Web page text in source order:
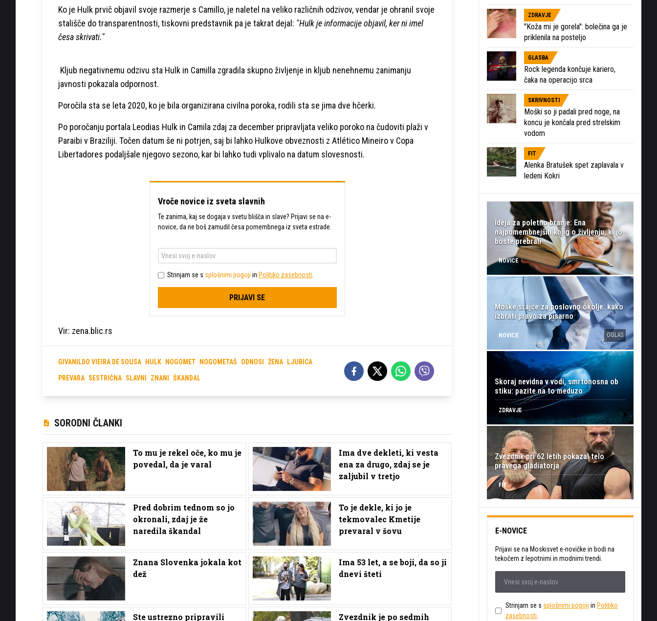
Ko je Hulk prvič objavil svoje razmerje s Camillo, je naletel na veliko različnih odzivov, vendar je ohranil svoje
stališče do transparentnosti, tiskovni predstavnik pa je takrat dejal: "Hulk je informacije objavil, ker ni imel
česa skrivati."
Kljub negativnemu odzivu sta Hulk in Camilla zgradila skupno življenje in kljub nenehnemu zanimanju
javnosti pokazala odpornost.
Poročila sta se leta 2020, ko je bila organizirana civilna poroka, rodili sta se jima dve hčerki.
Po poročanju portala Leodias Hulk in Camila zdaj za december pripravljata veliko poroko na čudoviti plaži v
Paraibi v Braziliji. Točen datum še ni potrjen, saj bi lahko Hulkove obveznosti z Atlético Mineiro v Copa
Libertadores podaljšale njegovo sezono, kar bi lahko tudi vplivalo na datum slovesnosti.
Vroče novice iz sveta slavnih
Te zanima, kaj se dogaja v svetu blišča in slave? Prijavi se na e-
novice, da ne boš zamudil česa pomembnega iz sveta estrade.
Strinjam se s splošnimi pogoji in Politiko zasebnosti
PRIJAVI SE
Vir: zena.blic.rs
GIVANILDO VIEIRA DE SOUSA HULK NOGOMET NOGOMETAŠ ODNOSI ŽENA LJUBICA
PREVARA SESTRIČNA SLAVNI ZNANI ŠKANDAL
SORODNI ČLANKI
To mu je rekel oče, ko mu je
povedal, da je varal
Ima dve dekleti, ki vesta
ena za drugo, zdaj se je
zaljubil v tretjo
Pred dobrim tednom so jo
okronali, zdaj je že
naredila škandal
To je dekle, ki jo je
tekmovalec Kmetije
prevaral v šovu
Znana Slovenka jokala kot
dež
Ima 53 let, a se boji, da so ji
dnevi šteti
Ste ustrezno pripravili Zvezdnik je po sedmih
ZDRAVJE
"Koža mi je gorela": bolečina ga je
priklenila na posteljo
GLASBA
Rock legenda končuje kariero,
čaka na operacijo srca
SKRIVNOSTI
Moški so ji padali pred noge, na
koncu je končala pred strelskim
vodom
FIT
Alenka Bratušek spet zaplavala v
ledeni Kokri
Ideja za poletno branje: Ena
najpomembnejših knjig o življenju, ki jo
boste prebrali
NOVICE
Moške srajce za poslovno okolje: kako
izbrati pravo za pisarno
NOVICE OGLAS
Skoraj nevidna v vodi, smrtonosna ob
stiku: pazite na to meduzo
ZDRAVJE
Zvezdnik pri 62 letih pokazal telo
pravega gladiatorja
FIT
E-NOVICE
Prijavi se na Moskisvet e-novičke in bodi na
tekočem z lepotnimi in modnimi trendi.
Strinjam se s splošnimi pogoji in Politiko
zasebnosti